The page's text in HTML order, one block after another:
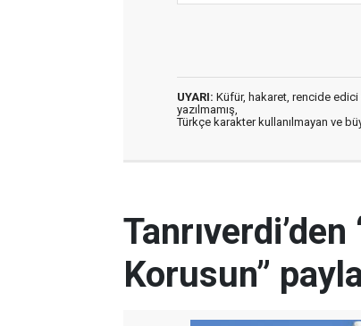
UYARI: Küfür, hakaret, rencide edici
yazılmamış,
Türkçe karakter kullanılmayan ve
Korusun”